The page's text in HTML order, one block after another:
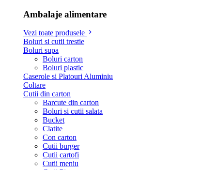
Ambalaje alimentare
Vezi toate produsele
Boluri si cutii trestie
Boluri supa
Boluri carton
Boluri plastic
Caserole si Platouri Aluminiu
Coltare
Cutii din carton
Barcute din carton
Boluri si cutii salata
Bucket
Clatite
Con carton
Cutii burger
Cutii cartofi
Cutii meniu